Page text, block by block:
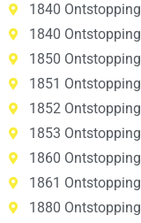
1840
1840
1850
1851
1852
1853
1860
1861
1880